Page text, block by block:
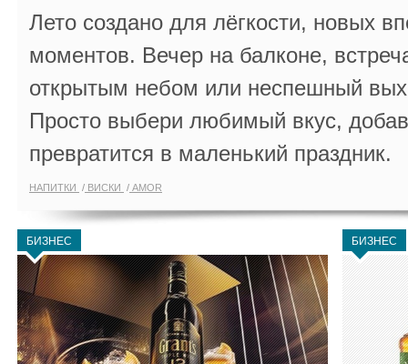
Лето создано для лёгкости, новых
моментов. Вечер на балконе,
открытым небом или неспешный
Просто выбери любимый вкус,
превратится в маленький праздник.
НАПИТКИ ВИСКИ AMOR
БИЗНЕС БИЗНЕС